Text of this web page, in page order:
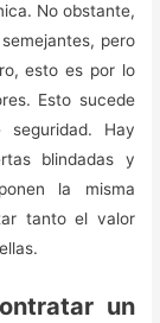
No obstante,
pero
esto es por lo
Esto sucede
Hay
blindadas y
la misma
tanto el valor
un